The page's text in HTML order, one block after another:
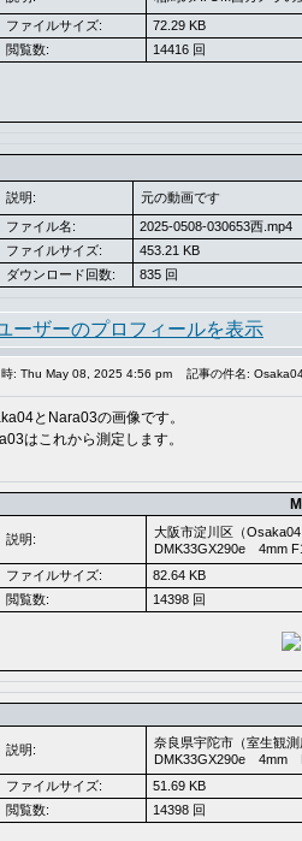
ファイルサイズ:
72.29 KB
閲覧数:
14416 回
説明:
元の動画です
ファイル名:
2025-0508-030653西.mp4
ファイルサイズ:
453.21 KB
ダウンロード回数:
835 回
時: Thu May 08, 2025 4:56 pm 記事の件名:
とNara03の画像です。
はこれから測定します。
説明:
大阪市淀川区（
DMK33GX290e 4mm
ファイルサイズ:
82.64 KB
閲覧数:
14398 回
説明:
奈良県宇陀市（室生観
DMK33GX290e 4mm
ファイルサイズ:
51.69 KB
閲覧数:
14398 回